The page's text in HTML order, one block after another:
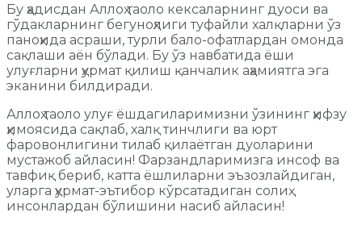
Бу ҳадисдан Аллоҳ таоло кексаларнинг дуоси ва
гўдакларнинг бегуноҳлиги туфайли халқларни ўз
паноҳида асраши, турли бало-офатлардан омонда
сақлаши аён бўлади. Бу ўз навбатида ёши
улуғларни ҳурмат қилиш қанчалик аҳамиятга эга
эканини билдиради.
Аллоҳ таоло улуғ ёшдагиларимизни ўзининг ҳифзу
ҳимоясида сақлаб, халқ тинчлиги ва юрт
фаровонлигини тилаб қилаётган дуоларини
мустажоб айласин! Фарзандларимизга инсоф ва
тавфиқ бериб, катта ёшлиларни эъзозлайдиган,
уларга ҳурмат-эътибор кўрсатадиган солиҳ
инсонлардан бўлишини насиб айласин!